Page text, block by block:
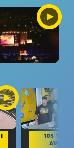
105 TAKE
AWAY